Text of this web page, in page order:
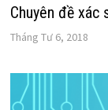
Chuyên đề xác
Tháng Tư 6, 2018